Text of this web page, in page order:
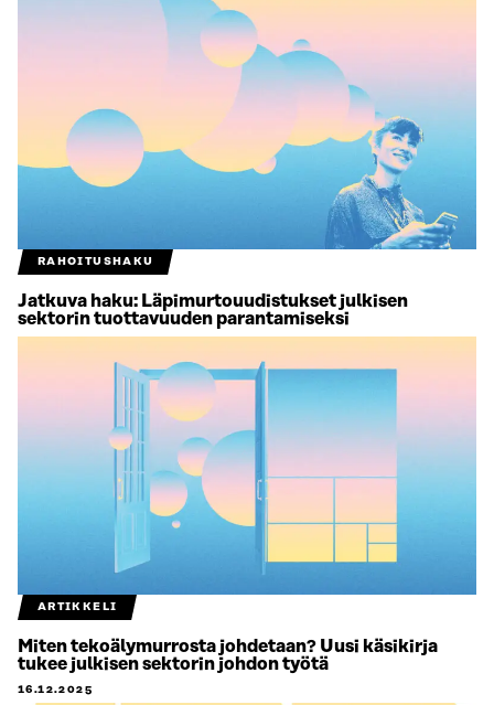
RAHOITUSHAKU
Jatkuva haku: Läpimurtouudistukset julkisen
sektorin tuottavuuden parantamiseksi
ARTIKKELI
Miten tekoälymurrosta johdetaan? Uusi käsikirja
tukee julkisen sektorin johdon työtä
16.12.2025